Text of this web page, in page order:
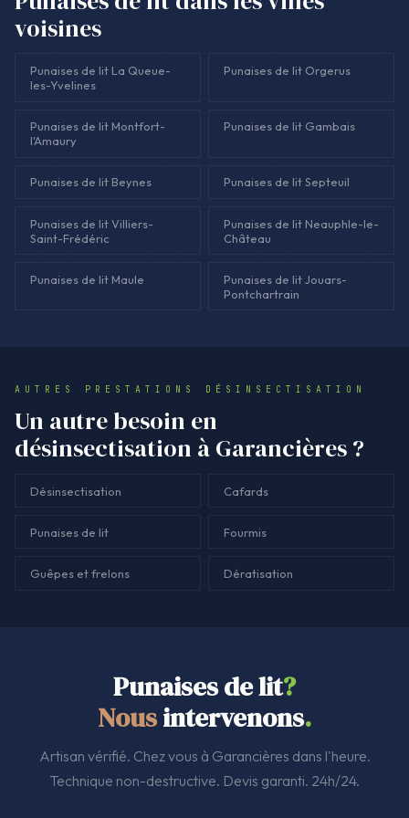
avant qu'une infestation ne s'installe.</p>
voisines
Punaises de lit La Queue-
les-Yvelines
Punaises de lit Orgerus
Punaises de lit Montfort-
l'Amaury
Punaises de lit Gambais
Punaises de lit Beynes Punaises de lit Septeuil
Punaises de lit Villiers-
Saint-Frédéric
Punaises de lit Neauphle-le-
Château
Punaises de lit Maule
Punaises de lit Jouars-
Pontchartrain
AUTRES PRESTATIONS DÉSINSECTISATION
Un autre besoin en
désinsectisation à Garancières ?
Désinsectisation Cafards
Punaises de lit Fourmis
Guêpes et frelons Dératisation
Punaises de lit?
Nousintervenons.
Artisan vérifié. Chez vous à Garancières dans l'heure.
Technique non-destructive. Devis garanti. 24h/24.